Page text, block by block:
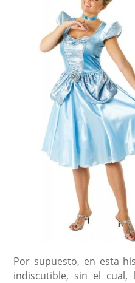
Por supuesto, en esta
indiscutible, sin el